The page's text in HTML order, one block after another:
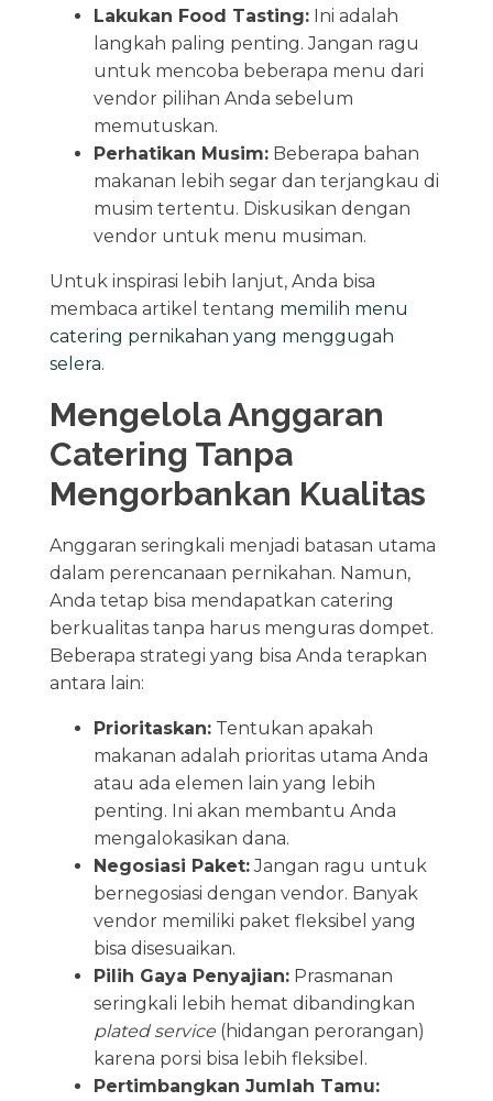
Lakukan Food Tasting:Ini adalah
langkah paling penting. Jangan ragu
untuk mencoba beberapa menu dari
vendor pilihan Anda sebelum
memutuskan.
Perhatikan Musim:Beberapa bahan
makanan lebih segar dan terjangkau di
musim tertentu. Diskusikan dengan
vendor untuk menu musiman.
Untuk inspirasi lebih lanjut, Anda bisa
membaca artikel tentang memilih menu
catering pernikahan yang menggugah
selera.
Mengelola Anggaran
Catering Tanpa
Mengorbankan Kualitas
Anggaran seringkali menjadi batasan utama
dalam perencanaan pernikahan. Namun,
Anda tetap bisa mendapatkan catering
berkualitas tanpa harus menguras dompet.
Beberapa strategi yang bisa Anda terapkan
antara lain:
Prioritaskan:Tentukan apakah
makanan adalah prioritas utama Anda
atau ada elemen lain yang lebih
penting. Ini akan membantu Anda
mengalokasikan dana.
Negosiasi Paket:Jangan ragu untuk
bernegosiasi dengan vendor. Banyak
vendor memiliki paket fleksibel yang
bisa disesuaikan.
Pilih Gaya Penyajian:Prasmanan
seringkali lebih hemat dibandingkan
plated service(hidangan perorangan)
karena porsi bisa lebih fleksibel.
Pertimbangkan Jumlah Tamu: